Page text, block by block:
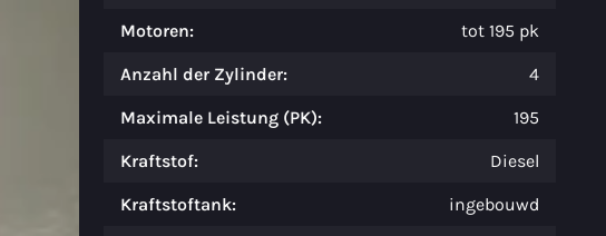
Motoren: tot 195 pk
Anzahl der Zylinder: 4
Maximale Leistung (PK): 195
Kraftstof: Diesel
Kraftstoftank: ingebouwd